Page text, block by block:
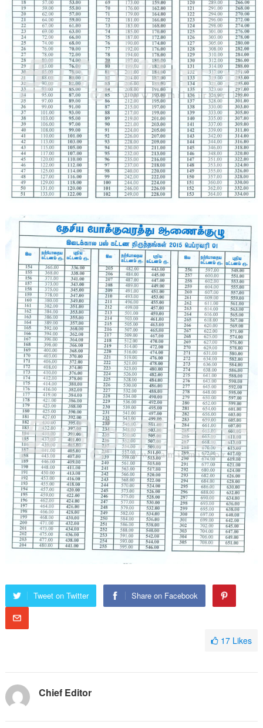
Tweet on Twitter Share on Facebook
17 Likes
Chief Editor